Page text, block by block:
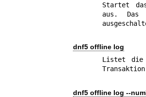
Startet
aus. Das
dnf5 offline log
Listet die
dnf5 offline log --